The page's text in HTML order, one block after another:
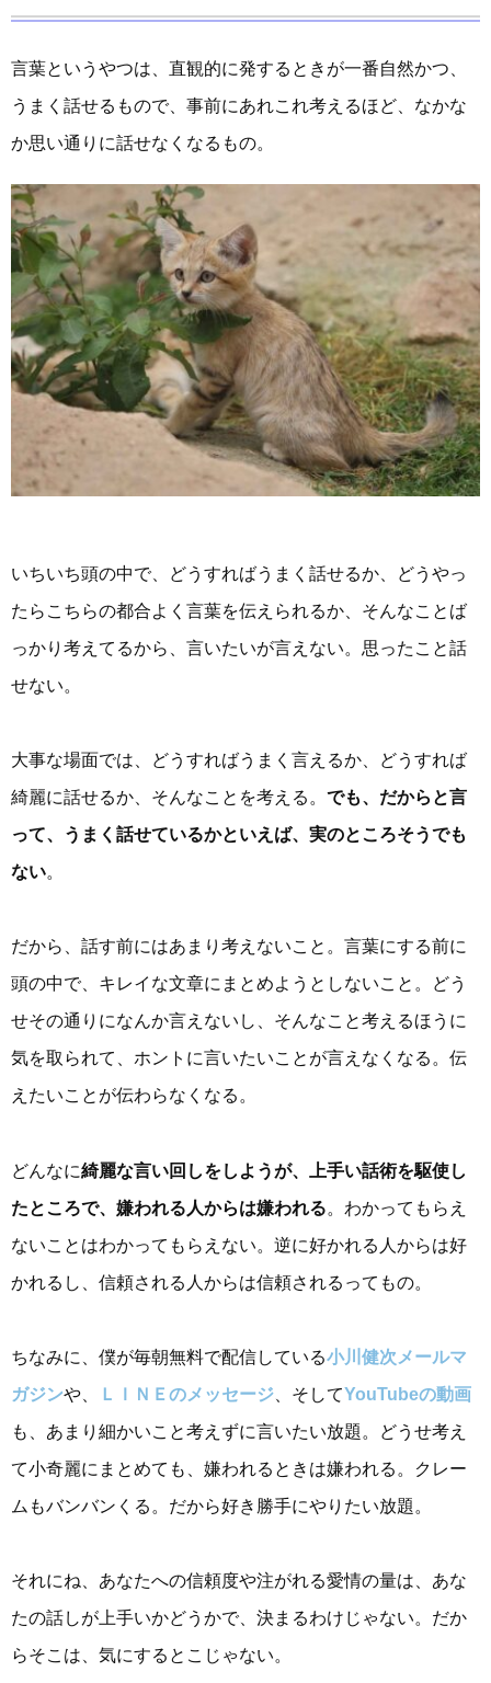
言葉というやつは、直観的に発するときが一番自然かつ、
うまく話せるもので、事前にあれこれ考えるほど、なかな
か思い通りに話せなくなるもの。
いちいち頭の中で、どうすればうまく話せるか、どうやっ
たらこちらの都合よく言葉を伝えられるか、そんなことば
っかり考えてるから、言いたいが言えない。思ったこと話
せない。
大事な場面では、どうすればうまく言えるか、どうすれば
綺麗に話せるか、そんなことを考える。 でも、だからと言
って、うまく話せているかといえば、実のところそうでも
ない。
だから、話す前にはあまり考えないこと。言葉にする前に
頭の中で、キレイな文章にまとめようとしないこと。どう
せその通りになんか言えないし、そんなこと考えるほうに
気を取られて、ホントに言いたいことが言えなくなる。伝
えたいことが伝わらなくなる。
どんなに綺麗な言い回しをしようが、上手い話術を駆使し
たところで、嫌われる人からは嫌われる。わかってもらえ
ないことはわかってもらえない。逆に好かれる人からは好
かれるし、信頼される人からは信頼されるってもの。
ちなみに、僕が毎朝無料で配信している小川健次メールマ
ガジンや、 ＬＩＮＥのメッセージ 、そしてYouTubeの動画
も、あまり細かいこと考えずに言いたい放題。どうせ考え
て小奇麗にまとめても、嫌われるときは嫌われる。クレー
ムもバンバンくる。だから好き勝手にやりたい放題。
それにね、あなたへの信頼度や注がれる愛情の量は、あな
たの話しが上手いかどうかで、決まるわけじゃない。だか
らそこは、気にするとこじゃない。